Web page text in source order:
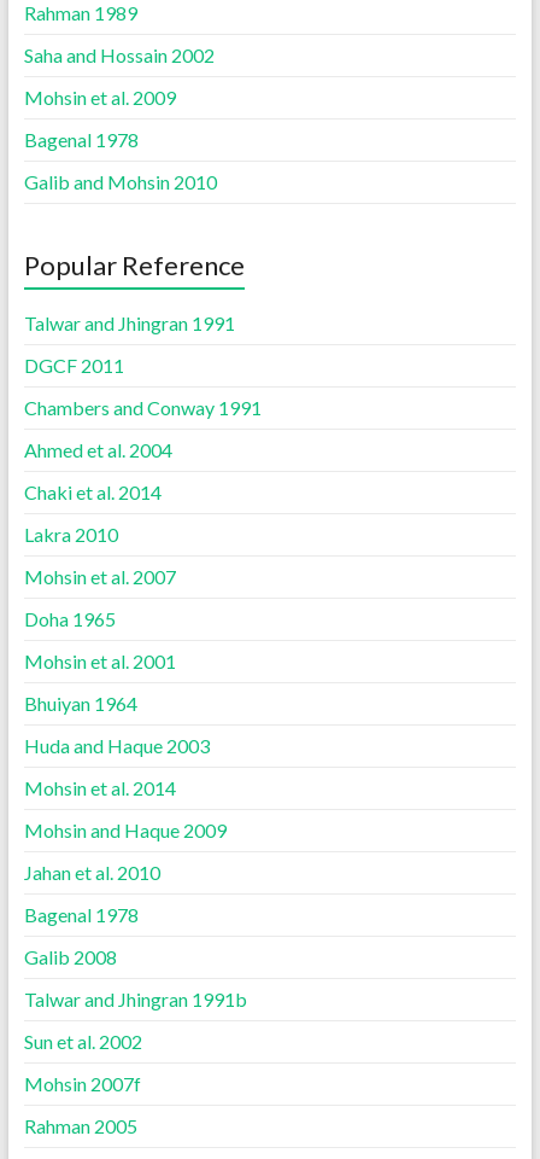
Rahman 1989
Saha and Hossain 2002
Mohsin et al. 2009
Bagenal 1978
Galib and Mohsin 2010
Popular Reference
Talwar and Jhingran 1991
DGCF 2011
Chambers and Conway 1991
Ahmed et al. 2004
Chaki et al. 2014
Lakra 2010
Mohsin et al. 2007
Doha 1965
Mohsin et al. 2001
Bhuiyan 1964
Huda and Haque 2003
Mohsin et al. 2014
Mohsin and Haque 2009
Jahan et al. 2010
Bagenal 1978
Galib 2008
Talwar and Jhingran 1991b
Sun et al. 2002
Mohsin 2007f
Rahman 2005